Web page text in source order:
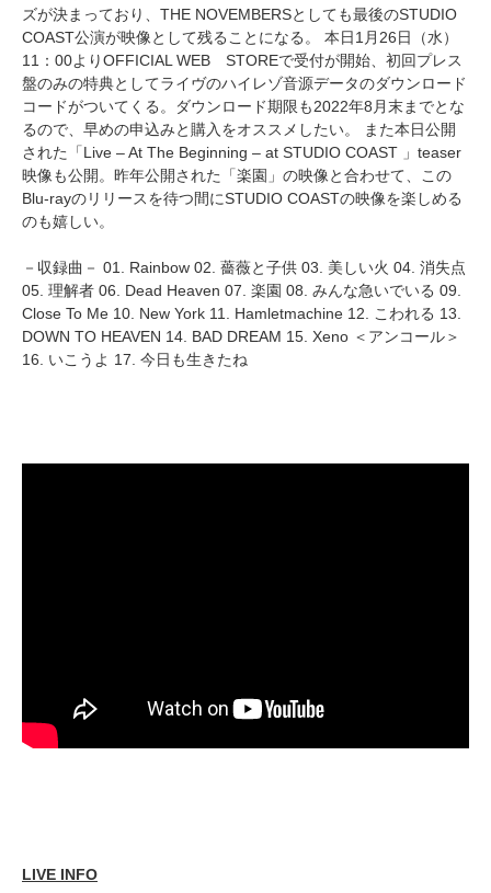
ズが決まっており、THE NOVEMBERSとしても最後のSTUDIO
COAST公演が映像として残ることになる。 本日1月26日（水）
11：00よりOFFICIAL WEB STOREで受付が開始、初回プレス
盤のみの特典としてライヴのハイレゾ音源データのダウンロード
コードがついてくる。ダウンロード期限も2022年8月末までとな
るので、早めの申込みと購入をオススメしたい。 また本日公開
された「Live – At The Beginning – at STUDIO COAST 」teaser
映像も公開。昨年公開された「楽園」の映像と合わせて、この
Blu-rayのリリースを待つ間にSTUDIO COASTの映像を楽しめる
のも嬉しい。
－収録曲－ 01. Rainbow 02. 薔薇と子供 03. 美しい火 04. 消失点
05. 理解者 06. Dead Heaven 07. 楽園 08. みんな急いでいる 09.
Close To Me 10. New York 11. Hamletmachine 12. こわれる 13.
DOWN TO HEAVEN 14. BAD DREAM 15. Xeno ＜アンコール＞
16. いこうよ 17. 今日も生きたね
LIVE INFO